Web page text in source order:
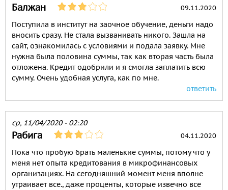
Балжан 09.11.2020
Поступила в институт на заочное обучение, деньги надо
вносить сразу. Не стала вызванивать никого. Зашла на
сайт, ознакомилась с условиями и подала заявку. Мне
нужна была половина суммы, так как вторая часть была
отложена. Кредит одобрили и я смогла заплатить всю
сумму. Очень удобная услуга, как по мне.
ответить
ср, 11/04/2020 - 02:20
Рабига 04.11.2020
Пока что пробую брать маленькие суммы, потому что у
меня нет опыта кредитования в микрофинансовых
организациях. На сегодняшний момент меня вполне
утраивает все., даже проценты, которые извечно все